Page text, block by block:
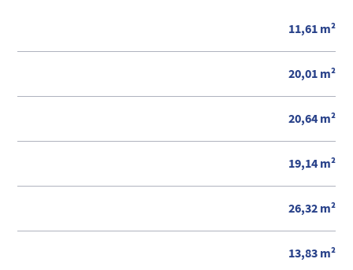
11,61 m²
20,01 m²
20,64 m²
19,14 m²
26,32 m²
13,83 m²